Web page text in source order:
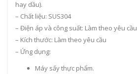
hay dầu).
– Chất liệu: SUS304
– Điện áp và công suất: Làm theo yêu cầu
– Kích thước: Làm theo yêu cầu
– Ứng dụng:
Máy sấy thực phẩm.